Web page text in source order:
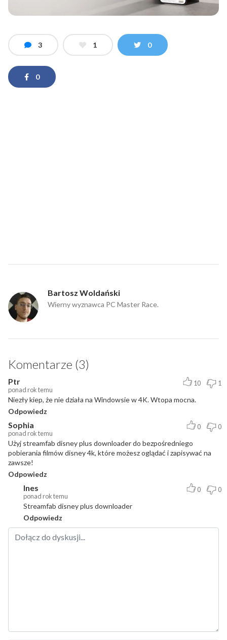
3 1 0
0
Bartosz Woldański
Wierny wyznawca PC Master Race.
Komentarze (3)
Ptr
ponad rok temu
10 1
Niezły kiep, że nie działa na Windowsie w 4K. Wtopa mocna.
Odpowiedz
Sophia
ponad rok temu
0 0
Użyj streamfab disney plus downloader do bezpośredniego
pobierania filmów disney 4k, które możesz oglądać i zapisywać na
zawsze!
Odpowiedz
Ines
ponad rok temu
0 0
Streamfab disney plus downloader
Odpowiedz